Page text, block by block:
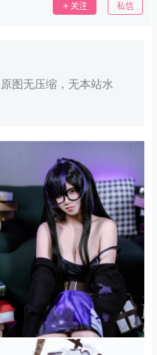
关注 私信
图无压缩，无本站水